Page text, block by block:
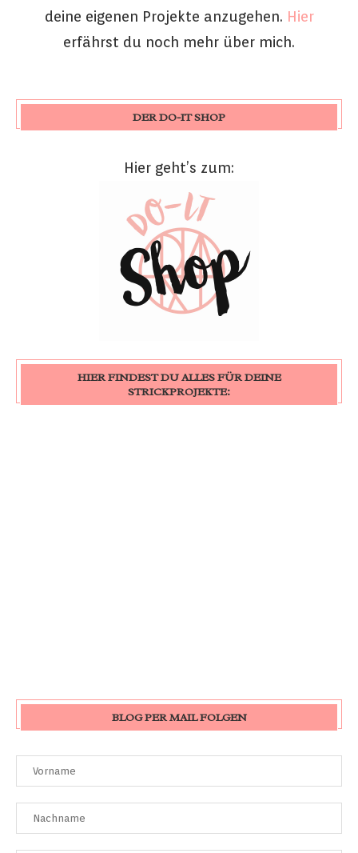
deine eigenen Projekte anzugehen. Hier
erfährst du noch mehr über mich.
DER DO-IT SHOP
Hier geht’s zum:
HIER FINDEST DU ALLES FÜR DEINE
STRICKPROJEKTE:
BLOG PER MAIL FOLGEN